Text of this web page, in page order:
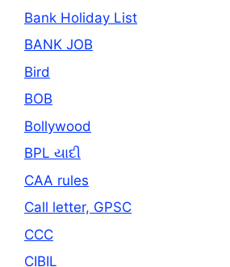
Bank Holiday List
BANK JOB
Bird
BOB
Bollywood
BPL યાદી
CAA rules
Call letter, GPSC
CCC
CIBIL